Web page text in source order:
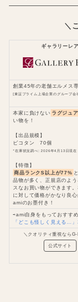
＼
ギャラリーレア
創業45年の老舗エルメス
[東証プライム上場企業のグループ会
本家に負けない ラグジュ
い物を！
【出品規模】
ピコタン 70個
*在庫状況調べ: 2026年4月13日現在
【特徴】
商品ランクS以上が77%
品物が多く、正規店のよう
スなお買い物ができます。
に対して価格がかなり良心
amiのお墨付き！
⇨ami自身をもっておすす
「どこも怪しく見える…
＼クオリティ重視なら
公式サイト